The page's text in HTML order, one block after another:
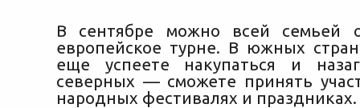
В сентябре можно всей семьей
европейское турне. В южных
еще успеете накупаться и
северных — сможете принять
народных фестивалях и праздниках.